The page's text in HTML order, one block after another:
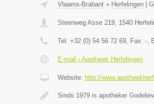
Vlaams-Brabant» Herfelingen|
Steenweg Asse 219, 1540
Tel: +32 (0) 54 56 72 69, Fax: -,
E-mail › Apotheek Herfelingen
Website: http://
Sinds 1979 is apotheker